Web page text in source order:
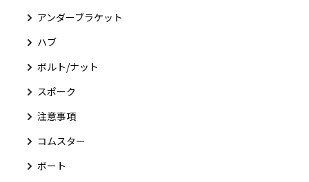
アンダーブラケット
ハブ
ボルト/ナット
スポーク
注意事項
コムスター
ボート